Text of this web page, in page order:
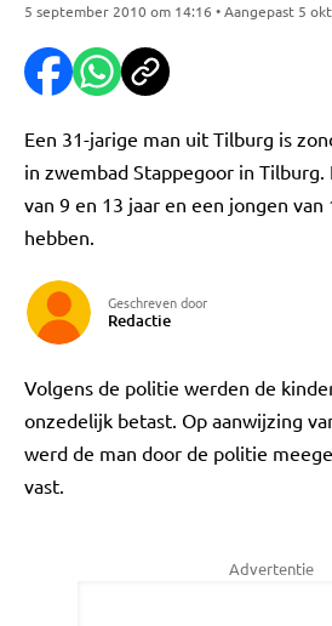
5 september 2010 om 14:16 • Aangepast 5
Een 31-jarige man uit Tilburg is
in zwembad Stappegoor in
van 9 en 13 jaar en een jongen van
hebben.
Geschreven door
Redactie
Volgens de politie werden de
onzedelijk betast. Op aanwijzing
werd de man door de politie
vast.
Advertentie